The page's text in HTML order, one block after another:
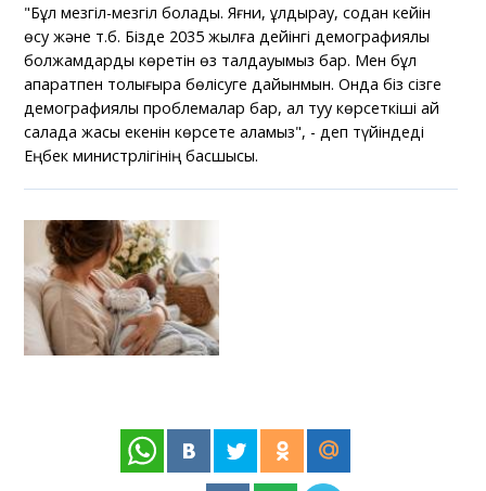
"Бұл мезгіл-мезгіл болады. Яғни, құлдырау, содан кейін
өсу және т.б. Бізде 2035 жылға дейінгі демографиялық
болжамдарды көретін өз талдауымыз бар. Мен бұл
ақпаратпен толығырақ бөлісуге дайынмын. Онда біз сізге
демографиялық проблемалар бар, ал туу көрсеткіші қай
салада жақсы екенін көрсете аламыз", - деп түйіндеді
Еңбек министрлігінің басшысы.